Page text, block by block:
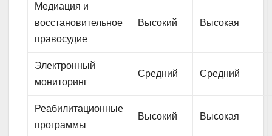
Медиация и
восстановительное
правосудие
Высокий Высокая
Электронный
мониторинг
Средний Средний
Реабилитационные
программы
Высокий Высокая